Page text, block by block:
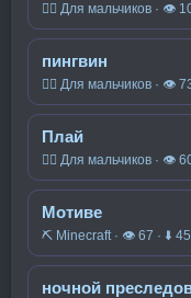
🧍‍♂️ Для мальчиков · 👁
пингвин
🧍‍♂️ Для мальчиков · 👁
Плай
🧍‍♂️ Для мальчиков · 👁
Мотиве
⛏️ Minecraft · 👁 67 · ⬇ 45
ночной